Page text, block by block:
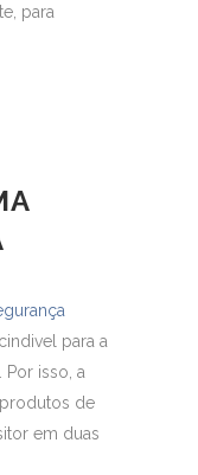
para
para a
isso, a
de
em duas